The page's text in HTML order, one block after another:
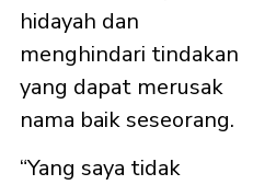
hidayah dan
menghindari tindakan
yang dapat merusak
nama baik seseorang.
“Yang saya tidak